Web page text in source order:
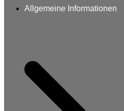
Allgemeine Informationen